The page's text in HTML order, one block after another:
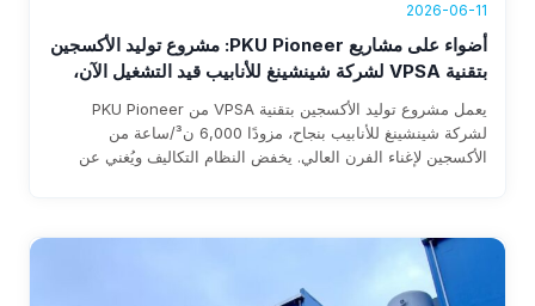
2026-06-11
أضواء على مشاريع PKU Pioneer: مشروع توليد الأكسجين
بتقنية VPSA لشركة شينشينغ للأنابيب قيد التشغيل الآن،
محققًا إيرادات سنوية تتجاوز 1.76 مليون دولار
يعمل مشروع توليد الأكسجين بتقنية VPSA من PKU Pioneer
لشركة شينشينغ للأنابيب بنجاح، مزودًا 6,000 ن³/ساعة من
الأكسجين لإغناء الفرن العالي. يخفض النظام التكاليف ويُغني عن